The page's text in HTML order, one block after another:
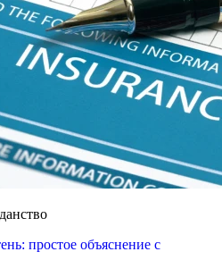
простое объяснение с